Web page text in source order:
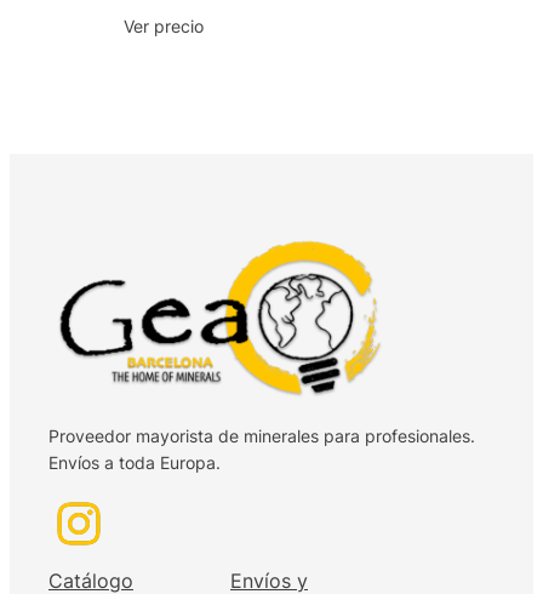
Ver precio
Proveedor mayorista de minerales para profesionales.
Envíos a toda Europa.
Catálogo
Envíos y